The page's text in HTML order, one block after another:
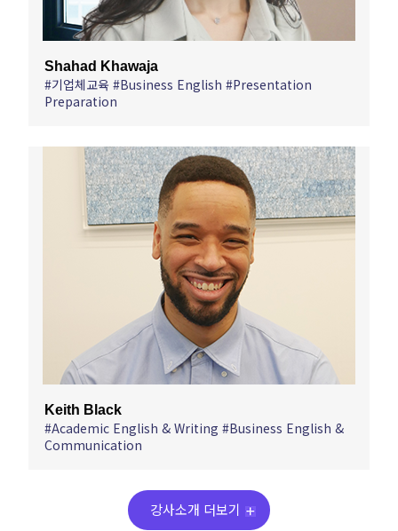
Shahad Khawaja
#기업체교육 #Business English #Presentation
Preparation
Keith Black
#Academic English & Writing #Business English &
Communication
강사소개 더보기